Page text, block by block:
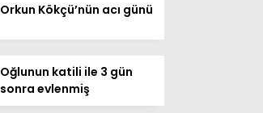
Orkun Kökçü’nün acı günü
Oğlunun katili ile 3 gün
sonra evlenmiş